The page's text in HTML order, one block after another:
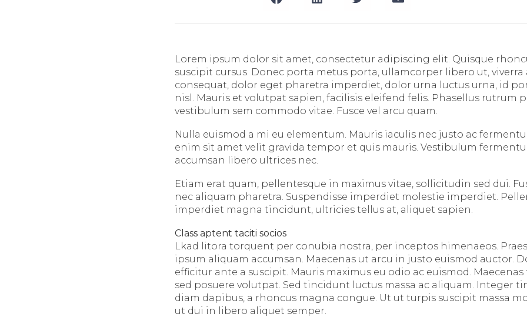
Lorem ipsum dolor sit amet, consectetur adipiscing elit. Quisque
suscipit cursus. Donec porta metus porta, ullamcorper libero ut, viverra
consequat, dolor eget pharetra imperdiet, dolor urna luctus urna, id
nisl. Mauris et volutpat sapien, facilisis eleifend felis. Phasellus rutrum
vestibulum sem commodo vitae. Fusce vel arcu quam.
Nulla euismod a mi eu elementum. Mauris iaculis nec justo ac
enim sit amet velit gravida tempor et quis mauris. Vestibulum
accumsan libero ultrices nec.
Etiam erat quam, pellentesque in maximus vitae, sollicitudin sed dui.
nec aliquam pharetra. Suspendisse imperdiet molestie imperdiet.
imperdiet magna tincidunt, ultricies tellus at, aliquet sapien.
Class aptent taciti socios
Lkad litora torquent per conubia nostra, per inceptos himenaeos.
ipsum aliquam accumsan. Maecenas ut arcu in justo euismod auctor.
efficitur ante a suscipit. Mauris maximus eu odio ac euismod.
sed posuere volutpat. Sed tincidunt luctus massa ac aliquam. Integer
diam dapibus, a rhoncus magna congue. Ut ut turpis suscipit massa
ut dui in libero aliquet semper.